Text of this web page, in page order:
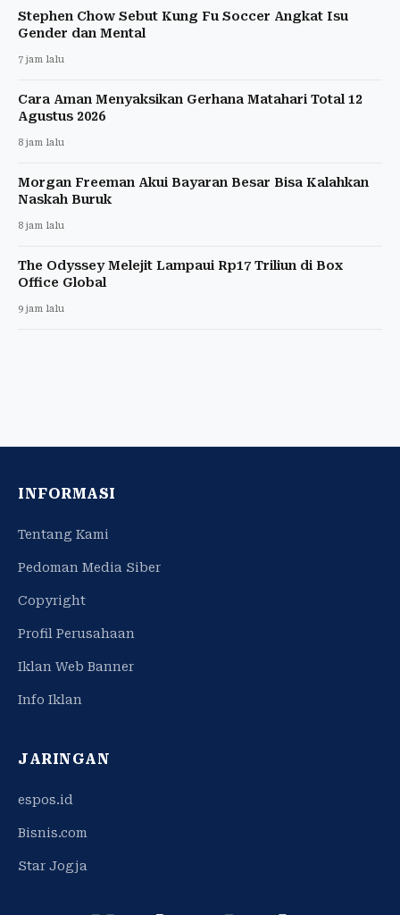
Stephen Chow Sebut Kung Fu Soccer Angkat Isu
Gender dan Mental
7 jam lalu
Cara Aman Menyaksikan Gerhana Matahari Total 12
Agustus 2026
8 jam lalu
Morgan Freeman Akui Bayaran Besar Bisa Kalahkan
Naskah Buruk
8 jam lalu
The Odyssey Melejit Lampaui Rp17 Triliun di Box
Office Global
9 jam lalu
INFORMASI
Tentang Kami
Pedoman Media Siber
Copyright
Profil Perusahaan
Iklan Web Banner
Info Iklan
JARINGAN
espos.id
Bisnis.com
Star Jogja